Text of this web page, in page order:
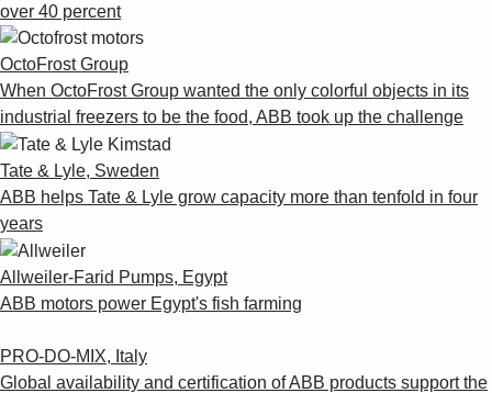
over 40 percent
OctoFrost Group
When OctoFrost Group wanted the only colorful objects in its
industrial freezers to be the food, ABB took up the challenge
Tate & Lyle, Sweden
ABB helps Tate & Lyle grow capacity more than tenfold in four
years
Allweiler-Farid Pumps, Egypt
ABB motors power Egypt's fish farming
PRO-DO-MIX, Italy
Global availability and certification of ABB products support the